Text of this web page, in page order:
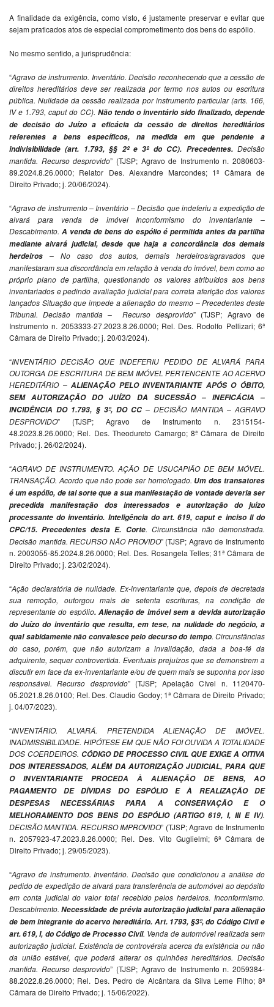
A finalidade da exigência, como visto, é justamente preservar e evitar que
sejam praticados atos de especial comprometimento dos bens do espólio.
No mesmo sentido, a jurisprudência:
“Agravo de instrumento. Inventário. Decisão reconhecendo que a cessão de
direitos hereditários deve ser realizada por termo nos autos ou escritura
pública. Nulidade da cessão realizada por instrumento particular (arts. 166,
IV e 1.793, caput do CC). Não tendo o inventário sido finalizado, depende
de decisão do Juízo a eficácia da cessão de direitos hereditários
referentes a bens específicos, na
medida em que pendente a
indivisibilidade (art. 1.793, §§ 2º e 3º do CC). Precedentes.Decisão
mantida. Recurso desprovido” (TJSP; Agravo de Instrumento n. 2080603-
89.2024.8.26.0000; Relator Des. Alexandre Marcondes; 1ª Câmara de
Direito Privado; j. 20/06/2024).
“Agravo de instrumento – Inventário – Decisão que indeferiu a expedição de
alvará para venda de imóvel Inconformismo do inventariante –
Descabimento.A venda de bens do espólio é permitida antes da partilha
mediante alvará judicial, desde que haja a concordância dos demais
herdeiros – No caso dos autos, demais herdeiros/agravados que
manifestaram sua discordância em relação à venda do imóvel, bem como ao
próprio plano de partilha, questionando os valores atribuídos aos bens
inventariados e pedindo avaliação judicial para correta aferição dos valores
lançados Situação que impede a alienação do mesmo – Precedentes deste
Tribunal. Decisão mantida – Recurso desprovido” (TJSP; Agravo de
Instrumento n. 2053333-27.2023.8.26.0000; Rel. Des. Rodolfo Pellizari; 6ª
Câmara de Direito Privado; j. 20/03/2024).
“INVENTÁRIO DECISÃO QUE INDEFERIU PEDIDO DE ALVARÁ PARA
OUTORGA DE ESCRITURA DE BEM IMÓVEL PERTENCENTE AO ACERVO
HEREDITÁRIO –ALIENAÇÃO PELO INVENTARIANTE APÓS O ÓBITO,
SEM AUTORIZAÇÃO DO JUÍZO DA SUCESSÃO –
INEFICÁCIA –
INCIDÊNCIA DO 1.793, § 3º, DO CC– DECISÃO MANTIDA – AGRAVO
DESPROVIDO” (TJSP; Agravo de Instrumento n. 2315154-
48.2023.8.26.0000; Rel. Des. Theodureto Camargo; 8ª Câmara de Direito
Privado; j. 26/02/2024).
“AGRAVO DE INSTRUMENTO. AÇÃO DE USUCAPIÃO DE BEM MÓVEL.
TRANSAÇÃO. Acordo que não pode ser homologado. Um dos transatores
éum espólio, de tal sorte que a sua manifestação de vontade deveria ser
precedida manifestação dos
interessados e autorização do juízo
processante do inventário. Inteligência do art. 619, caput e inciso II do
CPC/15. Precedentes desta E. Corte. Circunstância não demonstrada.
Decisão mantida. RECURSO NÃO PROVIDO” (TJSP; Agravo de Instrumento
n. 2003055-85.2024.8.26.0000; Rel. Des. Rosangela Telles; 31ª Câmara de
Direito Privado; j. 23/02/2024).
“Ação declaratória de nulidade. Ex-inventariante que, depois de decretada
sua remoção, outorgou mais de setenta escrituras, na condição de
representante do espólio. Alienação de imóvel sem a devida autorização
do Juízo do inventário que resulta, em tese, na nulidade do negócio, a
qual sabidamente não convalesce pelo decurso do tempo. Circunstâncias
do caso, porém, que não autorizam a invalidação, dada a boa-fé da
adquirente, sequer controvertida. Eventuais prejuízos que se demonstrem a
discutir em face da ex-inventariante e/ou de quem mais se suponha por isso
responsável. Recurso desprovido” (TJSP; Apelação Cível n. 1120470-
05.2021.8.26.0100; Rel. Des. Claudio Godoy; 1ª Câmara de Direito Privado;
j. 04/07/2023).
“INVENTÁRIO. ALVARÁ. PRETENDIDA ALIENAÇÃO DE IMÓVEL.
INADMISSIBILIDADE. HIPÓTESE EM QUE NÃO FOI OUVIDA A TOTALIDADE
DOS COERDEIROS. CÓDIGO DE PROCESSO CIVIL QUE EXIGE A OITIVA
DOS INTERESSADOS, ALÉM DA AUTORIZAÇÃO JUDICIAL, PARA QUE
O
INVENTARIANTE PROCEDA À ALIENAÇÃO DE
BENS, AO
PAGAMENTO DE DÍVIDAS DO ESPÓLIO
E À REALIZAÇÃO DE
DESPESAS NECESSÁRIAS
PARA A CONSERVAÇÃO E O
MELHORAMENTO DOS BENS DO ESPÓLIO (ARTIGO 619, I, III E IV).
DECISÃO MANTIDA. RECURSO IMPROVIDO” (TJSP; Agravo de Instrumento
n. 2057923-47.2023.8.26.0000; Rel. Des. Vito Guglielmi; 6ª Câmara de
Direito Privado; j. 29/05/2023).
“Agravo de instrumento. Inventário. Decisão que condicionou a análise do
pedido de expedição de alvará para transferência de automóvel ao depósito
em conta judicial do valor total recebido pelos herdeiros. Inconformismo.
Descabimento.Necessidade de préviaautorização judicial para alienação
de bem integrante do acervo hereditário. Art. 1793, §3º, do Código Civil e
art. 619, I, do Código de ProcessoCivil. Venda de automóvel realizada sem
autorização judicial. Existência de controvérsia acerca da existência ou não
da união estável, que poderá alterar os quinhões hereditários. Decisão
mantida. Recurso desprovido” (TJSP; Agravo de Instrumento n. 2059384-
88.2022.8.26.0000; Rel. Des. Pedro de Alcântara da Silva Leme Filho; 8ª
Câmara de Direito Privado; j. 15/06/2022).